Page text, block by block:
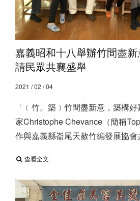
嘉義昭和十八舉辦竹間盡
請民眾共襄盛舉
2021 / 02 / 04
「﹝竹。築﹞竹間盡新意，築構
家Christophe Chevance（簡稱
作與嘉義縣崙尾天赦竹編發展協
查看全文